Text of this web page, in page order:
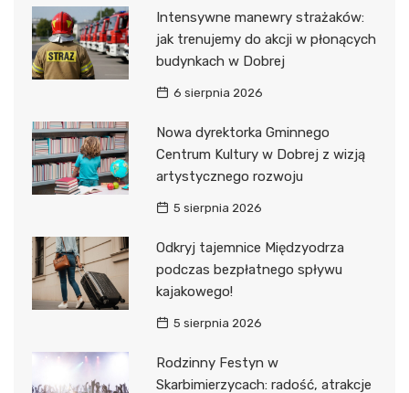
Intensywne manewry strażaków:
jak trenujemy do akcji w płonących
budynkach w Dobrej
6 sierpnia 2026
Nowa dyrektorka Gminnego
Centrum Kultury w Dobrej z wizją
artystycznego rozwoju
5 sierpnia 2026
Odkryj tajemnice Międzyodrza
podczas bezpłatnego spływu
kajakowego!
5 sierpnia 2026
Rodzinny Festyn w
Skarbimierzycach: radość, atrakcje